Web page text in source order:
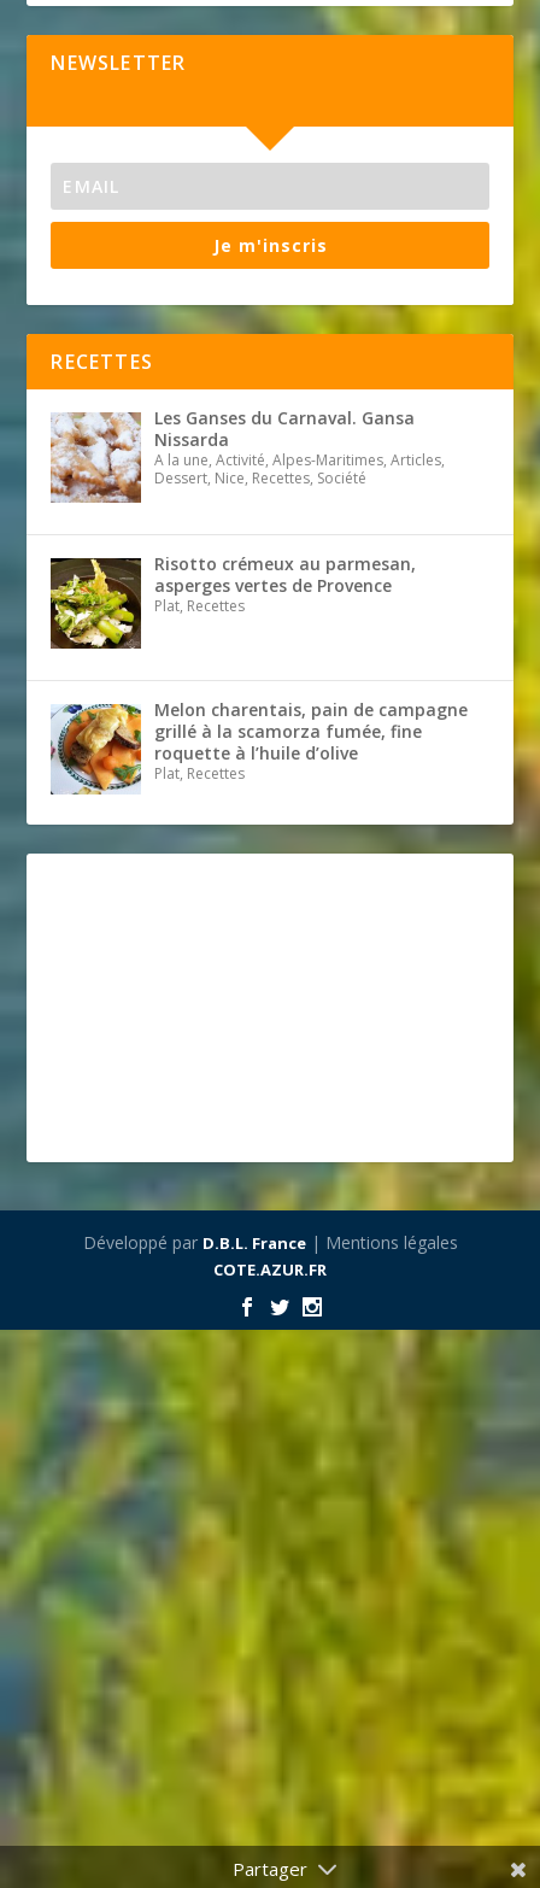
NEWSLETTER
Je m'inscris
RECETTES
Les Ganses du Carnaval. Gansa
Nissarda
A la une, Activité, Alpes-Maritimes, Articles,
Dessert, Nice, Recettes, Société
Risotto crémeux au parmesan,
asperges vertes de Provence
Plat, Recettes
Melon charentais, pain de campagne
grillé à la scamorza fumée, fine
roquette à l’huile d’olive
Plat, Recettes
Développé par D.B.L. France| Mentions légales
COTE.AZUR.FR